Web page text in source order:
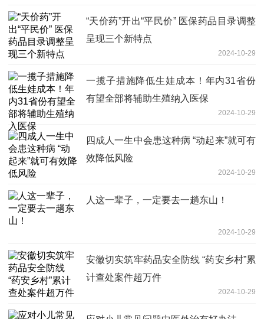
“天价药”开出“平民价” 医保药品目录调整
呈现三个新特点
2024-10-29
一揽子措施降低生娃成本！年内31省份
有望全部将辅助生殖纳入医保
2024-10-29
四成人一生中会患这种病 “动起来”就可有
效降低风险
2024-10-29
人这一辈子，一定要去一趟东山！
2024-10-29
安徽切实筑牢药品安全防线 “药安乡村”累
计查处案件超万件
2024-10-29